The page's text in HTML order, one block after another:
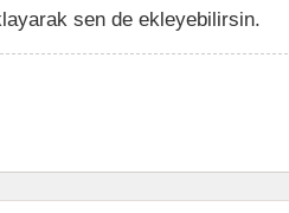
sen de ekleyebilirsin.